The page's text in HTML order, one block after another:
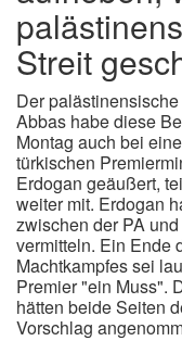
Streit
Der
Abbas habe diese
Montag auch bei
türkischen
Erdogan geäußert,
weiter mit. Erdogan
zwischen der PA
vermitteln. Ein Ende
Machtkampfes sei
Premier "ein Muss".
hätten beide Seiten
Vorschlag